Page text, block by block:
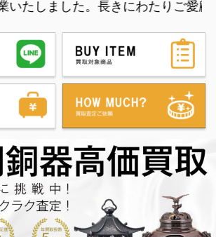
長きにわたりご愛顧いただき、誠